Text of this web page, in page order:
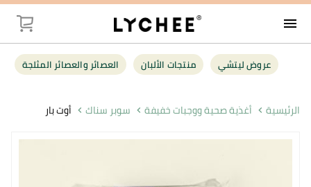
menu
عروض ليتشي منتجات الألبان العصائر والعصائر المثلجة
الرئيسية أغذية صحية ووجبات خفيفة سوبر سناك أوت بار